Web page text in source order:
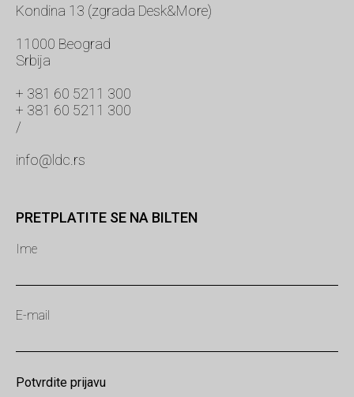
Kondina 13 (zgrada Desk&More)
11000 Beograd
Srbija
+ 381 60 5211 300
+ 381 60 5211 300
/
info@ldc.rs
PRETPLATITE SE NA BILTEN
Ime
E-mail
Potvrdite prijavu